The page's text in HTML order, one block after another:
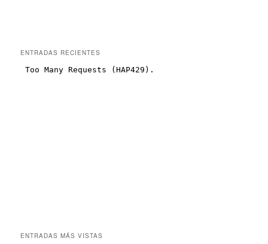
ENTRADAS RECIENTES
ENTRADAS MÁS VISTAS